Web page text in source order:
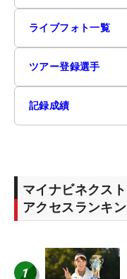
ライブフォト一覧
ツアー登録選手
記録成績
マイナビネクス
アクセスランキ
1